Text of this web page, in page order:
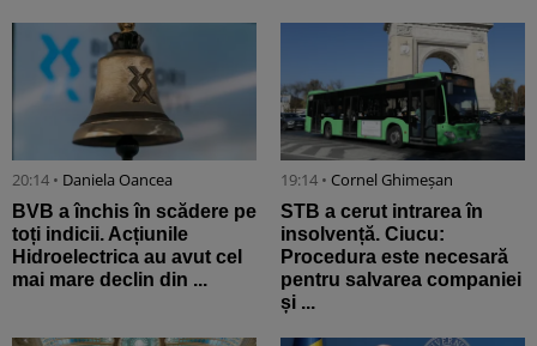
20:14 • Daniela Oancea
BVB a închis în scădere pe
toți indicii. Acțiunile
Hidroelectrica au avut cel
mai mare declin din ...
19:14 • Cornel Ghimeșan
STB a cerut intrarea în
insolvență. Ciucu:
Procedura este necesară
pentru salvarea companiei
și ...